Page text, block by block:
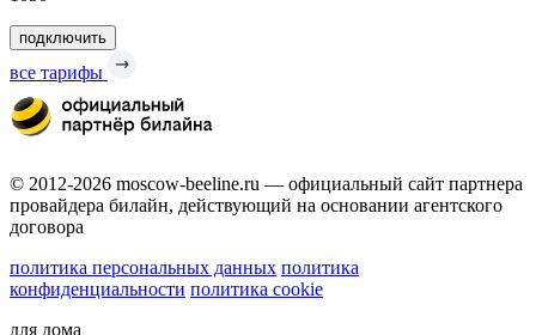
подключить
все тарифы
© 2012-2026 moscow-beeline.ru — официальный сайт партнера
провайдера билайн, действующий на основании агентского
договора
политика персональных данных политика
конфиденциальности политика cookie
для дома